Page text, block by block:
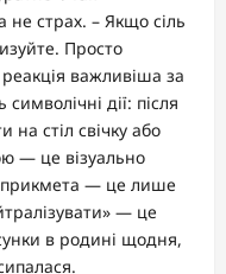
не страх. – Якщо сіль
Просто
важливіша за
дії: після
на стіл свічку або
— це візуально
прикмета — це лише
— це
в родині щодня,